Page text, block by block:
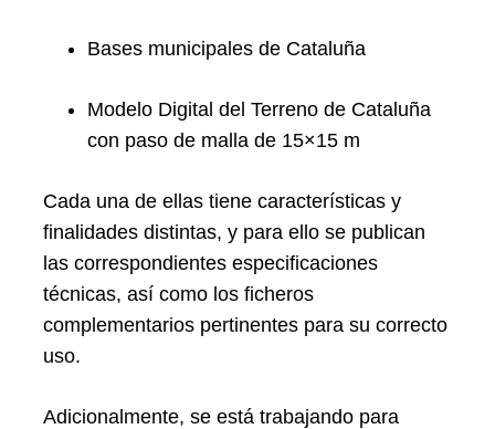
Bases municipales de Cataluña
Modelo Digital del Terreno de Cataluña
con paso de malla de 15×15 m
Cada una de ellas tiene características y
finalidades distintas, y para ello se publican
las correspondientes especificaciones
técnicas, así como los ficheros
complementarios pertinentes para su correcto
uso.
Adicionalmente, se está trabajando para